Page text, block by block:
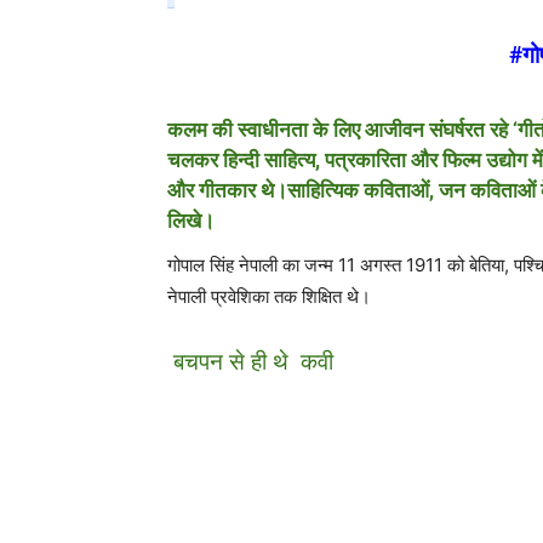
‪#‎
कलम की स्वाधीनता के लिए आजीवन संघर्षरत रहे
चलकर हिन्दी साहित्य, पत्रकारिता और फिल्म
और गीतकार थे।साहित्यिक कविताओं, जन कविताओं
लिखे।
गोपाल सिंह नेपाली का जन्म 11 अगस्त 1911 को बेतिया,
नेपाली प्रवेशिका तक शिक्षित थे।
बचपन से ही थे कवी